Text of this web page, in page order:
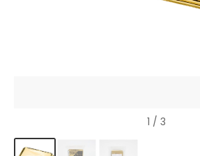
1 / 3